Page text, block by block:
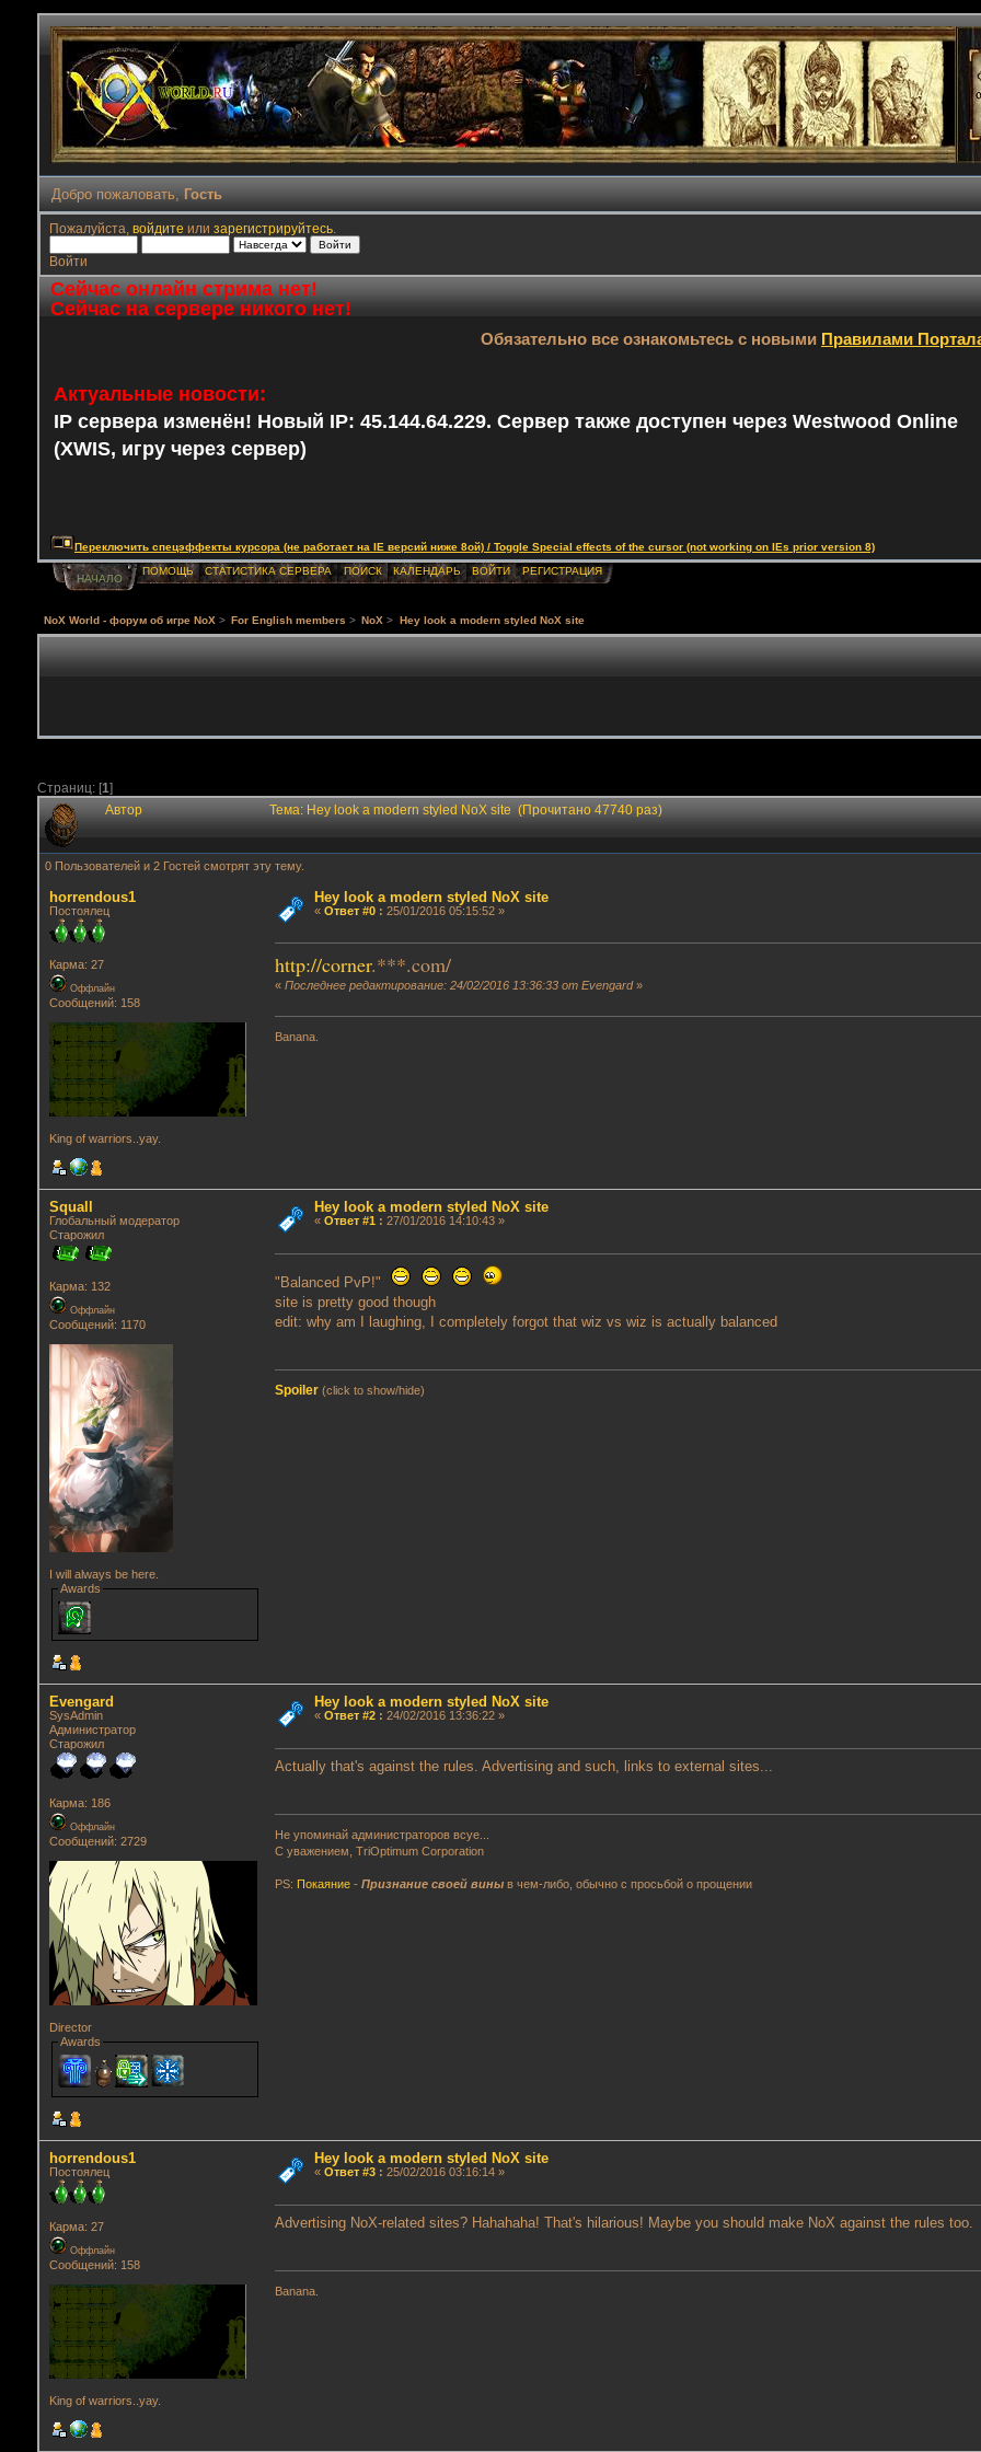
Добро пожаловать, Гость
Пожалуйста, войдите или зарегистрируйтесь.
Войти
Сейчас онлайн стрима нет!
Сейчас на сервере никого нет!
Обязательно все ознакомьтесь с новыми Правилами
Актуальные новости:
IP сервера изменён! Новый IP: 45.144.64.229. Сервер также доступен через Westwood Online
(XWIS, игру через сервер)
Переключить спецэффекты курсора (не работает на IE версий ниже 8ой) / Toggle Special effects of the cursor (not working on IEs prior version 8)
НАЧАЛО
ПОМОЩЬ СТАТИСТИКА СЕРВЕРА ПОИСК КАЛЕНДАРЬ ВОЙТИ РЕГИСТРАЦИЯ
NoX World - форум об игре NoX > For English members > NoX > Hey look a modern styled NoX site
Страниц: [1]
Автор Тема: Hey look a modern styled NoX site (Прочитано 47740 раз)
0 Пользователей и 2 Гостей смотрят эту тему.
horrendous1
Постоялец
Карма: 27
Оффлайн
Сообщений: 158
King of warriors..yay.
Hey look a modern styled NoX site
« Ответ #0: 25/01/2016 05:15:52 »
http://corner.***.com/
«Последнее редактирование: 24/02/2016 13:36:33 от Evengard»
Banana.
Squall
Глобальный модератор
Старожил
Карма: 132
Оффлайн
Сообщений: 1170
I will always be here.
Awards
Hey look a modern styled NoX site
« Ответ #1: 27/01/2016 14:10:43 »
"Balanced PvP!"
site is pretty good though
edit: why am I laughing, I completely forgot that wiz vs wiz is actually balanced
Spoiler (click to show/hide)
Evengard
SysAdmin
Администратор
Старожил
Карма: 186
Оффлайн
Сообщений: 2729
Director
Awards
Hey look a modern styled NoX site
« Ответ #2: 24/02/2016 13:36:22 »
Actually that's against the rules. Advertising and such, links to external sites...
Не упоминай администраторов всуе...
С уважением, TriOptimum Corporation
PS: Покаяние -Признание своей вины в чем-либо, обычно с просьбой о прощении
horrendous1
Постоялец
Карма: 27
Оффлайн
Сообщений: 158
King of warriors..yay.
Hey look a modern styled NoX site
« Ответ #3: 25/02/2016 03:16:14 »
Advertising NoX-related sites? Hahahaha! That's hilarious! Maybe you should make NoX against the rules too.
Banana.